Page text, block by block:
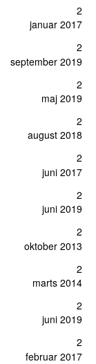
januar 2017
2
september 2019
2
maj 2019
2
august 2018
2
juni 2017
2
juni 2019
2
oktober 2013
2
marts 2014
2
juni 2019
2
februar 2017
2